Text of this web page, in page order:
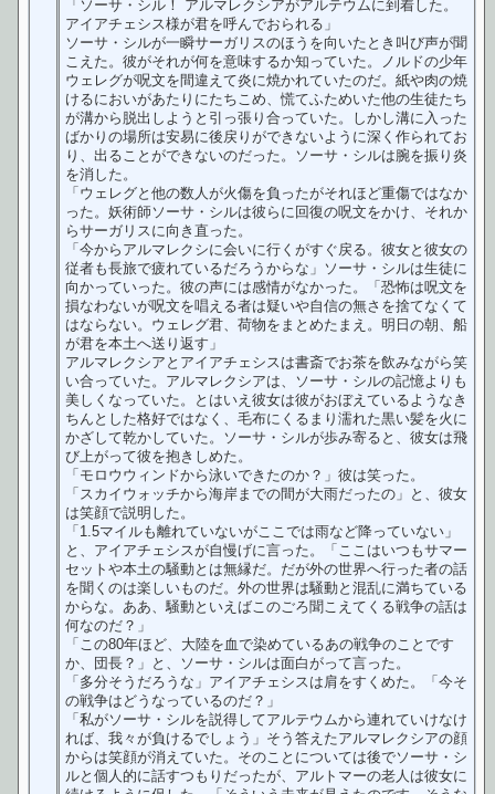
「ソーサ・シル！ アルマレクシアがアルテウムに到着した。
アイアチェシス様が君を呼んでおられる」
ソーサ・シルが一瞬サーガリスのほうを向いたとき叫び声が聞
こえた。彼がそれが何を意味するか知っていた。ノルドの少年
ウェレグが呪文を間違えて炎に焼かれていたのだ。紙や肉の焼
けるにおいがあたりにたちこめ、慌てふためいた他の生徒たち
が溝から脱出しようと引っ張り合っていた。しかし溝に入った
ばかりの場所は安易に後戻りができないように深く作られてお
り、出ることができないのだった。ソーサ・シルは腕を振り炎
を消した。
「ウェレグと他の数人が火傷を負ったがそれほど重傷ではなか
った。妖術師ソーサ・シルは彼らに回復の呪文をかけ、それか
らサーガリスに向き直った。
「今からアルマレクシに会いに行くがすぐ戻る。彼女と彼女の
従者も長旅で疲れているだろうからな」ソーサ・シルは生徒に
向かっていった。彼の声には感情がなかった。「恐怖は呪文を
損なわないが呪文を唱える者は疑いや自信の無さを捨てなくて
はならない。ウェレグ君、荷物をまとめたまえ。明日の朝、船
が君を本土へ送り返す」
アルマレクシアとアイアチェシスは書斎でお茶を飲みながら笑
い合っていた。アルマレクシアは、ソーサ・シルの記憶よりも
美しくなっていた。とはいえ彼女は彼がおぼえているようなき
ちんとした格好ではなく、毛布にくるまり濡れた黒い髪を火に
かざして乾かしていた。ソーサ・シルが歩み寄ると、彼女は飛
び上がって彼を抱きしめた。
「モロウウィンドから泳いできたのか？」彼は笑った。
「スカイウォッチから海岸までの間が大雨だったの」と、彼女
は笑顔で説明した。
「1.5マイルも離れていないがここでは雨など降っていない」
と、アイアチェシスが自慢げに言った。「ここはいつもサマー
セットや本土の騒動とは無縁だ。だが外の世界へ行った者の話
を聞くのは楽しいものだ。外の世界は騒動と混乱に満ちている
からな。ああ、騒動といえばこのごろ聞こえてくる戦争の話は
何なのだ？」
「この80年ほど、大陸を血で染めているあの戦争のことです
か、団長？」と、ソーサ・シルは面白がって言った。
「多分そうだろうな」アイアチェシスは肩をすくめた。「今そ
の戦争はどうなっているのだ？」
「私がソーサ・シルを説得してアルテウムから連れていけなけ
れば、我々が負けるでしょう」そう答えたアルマレクシアの顔
からは笑顔が消えていた。そのことについては後でソーサ・シ
ルと個人的に話すつもりだったが、アルトマーの老人は彼女に